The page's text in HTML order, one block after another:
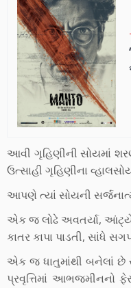
આવી ગૃહિણીની સોયમાં
ઉત્સાહી ગૃહિણીના
આપણે ત્યાં સોયની
એક જ લોઢે અવતર્યા,
કાતર કાપા પાડતી, સાંધે
એક જ ધાતુમાંથી બનેલાં
પ્રવૃત્તિમાં આભજમીનનો